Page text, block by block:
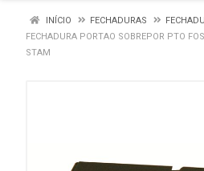
INÍCIO FECHADURAS
FECHADURA PORTAO SOBREPOR PTO
STAM